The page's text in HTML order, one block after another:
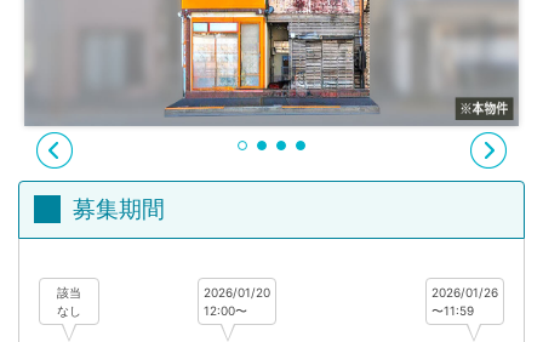
産
投
資
OwnersBook
募集期間
該当
なし
2026/01/20
12:00〜
2026/01/26
〜11:59